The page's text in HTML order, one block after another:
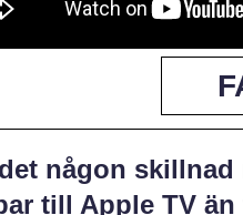
någon skillnad
till Apple TV